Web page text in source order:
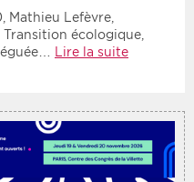
Zone géographique
Choisir une zone
Mathieu Lefèvre,
écologique,
Lire la suite